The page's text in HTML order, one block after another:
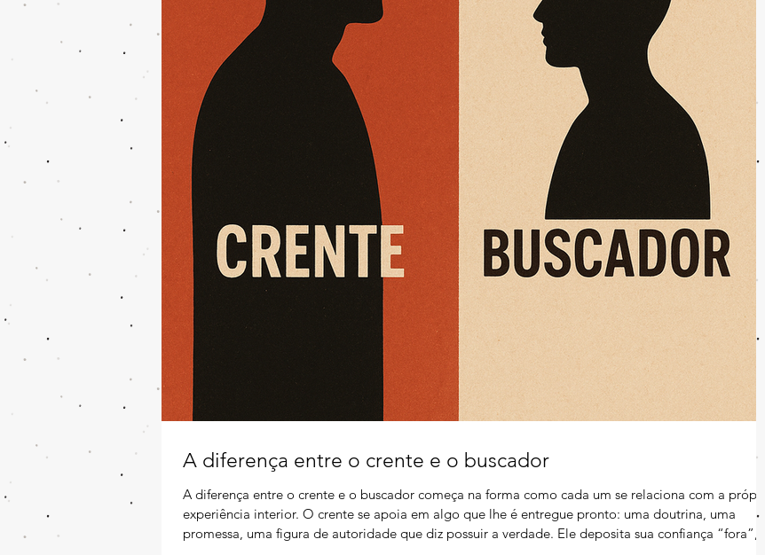
A diferença entre o crente e o buscador
A diferença entre o crente e o buscador começa na forma como cada um se relaciona com a própria
experiência interior. O crente se apoia em algo que lhe é entregue pronto: uma doutrina, uma
promessa, uma figura de autoridade que diz possuir a verdade. Ele deposita sua confiança “fora”,